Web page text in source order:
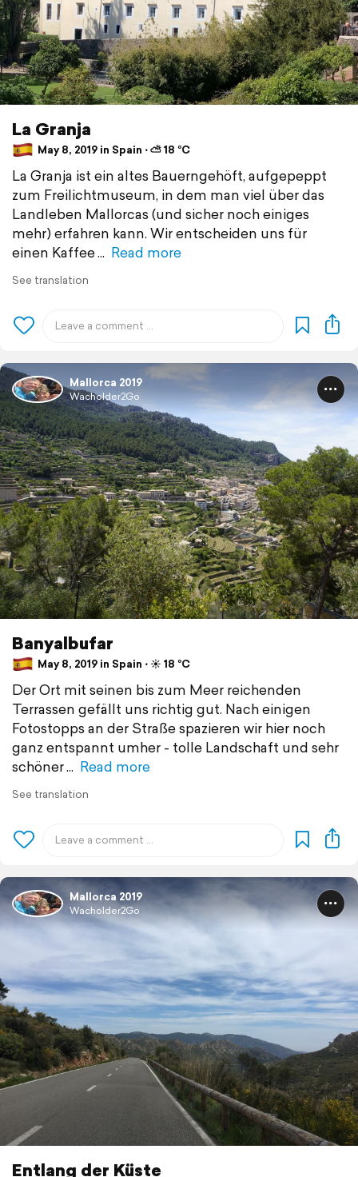
La Granja
May 8, 2019 in Spain ⋅ ⛅ 18 °C
La Granja ist ein altes Bauerngehöft, aufgepeppt
zum Freilichtmuseum, in dem man viel über das
Landleben Mallorcas (und sicher noch einiges
mehr) erfahren kann. Wir entscheiden uns für
einen Kaffee
Read more
See translation
Mallorca 2019
Wacholder2Go
Banyalbufar
May 8, 2019 in Spain ⋅ ☀️ 18 °C
Der Ort mit seinen bis zum Meer reichenden
Terrassen gefällt uns richtig gut. Nach einigen
Fotostopps an der Straße spazieren wir hier noch
ganz entspannt umher - tolle Landschaft und sehr
schöner
Read more
See translation
Mallorca 2019
Wacholder2Go
Entlang der Küste